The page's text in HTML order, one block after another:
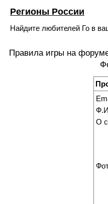
Регионы России
Найдите любителей Го в
Правила игры на
О